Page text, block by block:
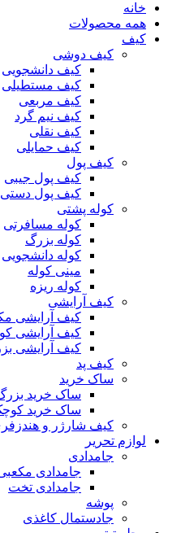
خانه
همه محصولات
کیف
کیف دوشی
کیف دانشجویی
کیف مستطیلی
کیف مربعی
کیف نیم گرد
کیف نقلی
کیف حمایلی
کیف پول
کیف پول جیبی
کیف پول دستی
کوله پشتی
کوله مسافرتی
کوله بزرگ
کوله دانشجویی
مینی کوله
کوله ریزه
کیف آرایشی
کیف آرایشی
کیف آرایشی
کیف آرایشی
کیف پد
ساک خرید
ساک خرید
ساک خرید
کیف شارژر و
لوازم تحریر
جامدادی
جامدادی
جامدادی تخت
پوشه
جادستمال کاغذی